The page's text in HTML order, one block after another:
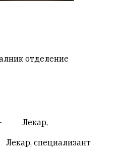
отделение
Смаил
- Лекар,
специализант